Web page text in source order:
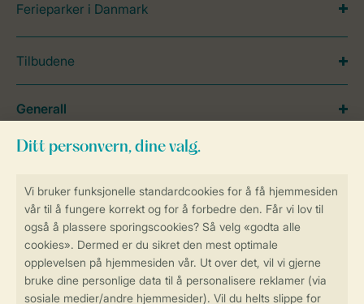
Sikker og rask online booking
Sikker datahåndtering
Ferieparker i Danmark
Tilbudene
Generall
Service
Betalingsmuligheder